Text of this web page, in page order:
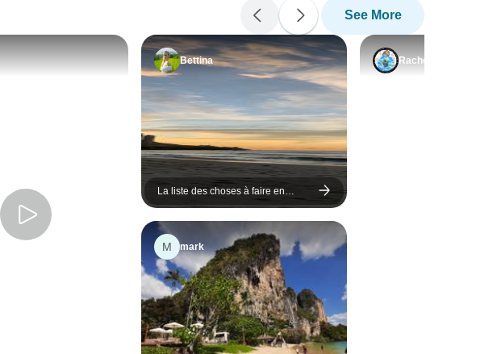
Notre guide était bien informé
et amical, partageant toujours
des histoires qui rendaient
chaque endroit plus vivant.
J'ai particulièrement aimé la
promenade en bateau à
travers Tam Coc - c'était
comme dans un rêve. Les
hôtels étaient propres et
confortables, et la nourriture
incluse était savoureuse et
authentique. En tant que
novice au Vietnam, je me suis
sentie prise en charge à
See More
Bettina
La liste des choses à faire en
Malaisie : Batu Caves &amp;
Cameron Highlands
M mark
Rachel